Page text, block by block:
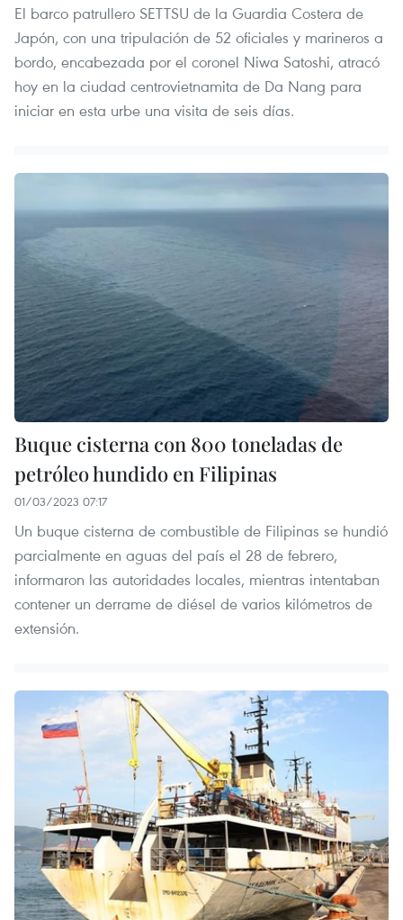
El barco patrullero SETTSU de la Guardia Costera de
Japón, con una tripulación de 52 oficiales y marineros a
bordo, encabezada por el coronel Niwa Satoshi, atracó
hoy en la ciudad centrovietnamita de Da Nang para
iniciar en esta urbe una visita de seis días.
Buque cisterna con 800 toneladas de
petróleo hundido en Filipinas
01/03/2023 07:17
Un buque cisterna de combustible de Filipinas se hundió
parcialmente en aguas del país el 28 de febrero,
informaron las autoridades locales, mientras intentaban
contener un derrame de diésel de varios kilómetros de
extensión.